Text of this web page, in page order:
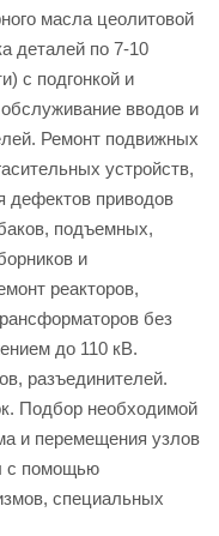
масла цеолитовой
деталей по 7-10
с подгонкой и
вводов и
Ремонт подвижных
устройств,
дефектов приводов
подъемных,
и
реакторов,
без
до 110 кВ.
разъединителей.
Подбор необходимой
и перемещения узлов
с помощью
специальных